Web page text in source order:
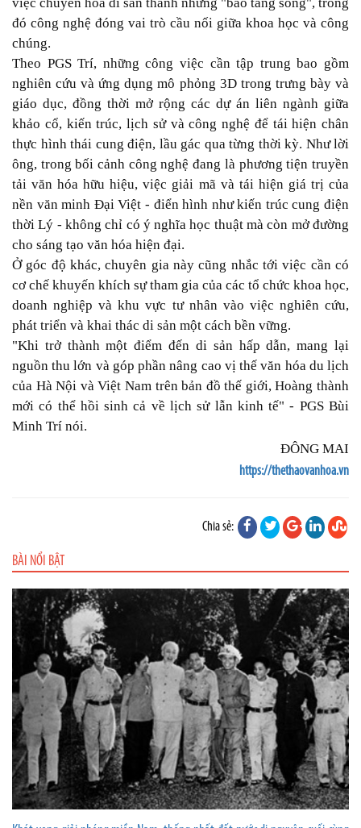
đó công nghệ đóng vai trò cầu nối giữa khoa học và công
chúng.
Theo PGS Trí, những công việc cần tập trung bao gồm
nghiên cứu và ứng dụng mô phỏng 3D trong trưng bày và
giáo dục, đồng thời mở rộng các dự án liên ngành giữa
khảo cổ, kiến trúc, lịch sử và công nghệ để tái hiện chân
thực hình thái cung điện, lầu gác qua từng thời kỳ. Như lời
ông, trong bối cảnh công nghệ đang là phương tiện truyền
tải văn hóa hữu hiệu, việc giải mã và tái hiện giá trị của
nền văn minh Đại Việt - điển hình như kiến trúc cung điện
thời Lý - không chỉ có ý nghĩa học thuật mà còn mở đường
cho sáng tạo văn hóa hiện đại.
Ở góc độ khác, chuyên gia này cũng nhắc tới việc cần có
cơ chế khuyến khích sự tham gia của các tổ chức khoa học,
doanh nghiệp và khu vực tư nhân vào việc nghiên cứu,
phát triển và khai thác di sản một cách bền vững.
"Khi trở thành một điểm đến di sản hấp dẫn, mang lại
nguồn thu lớn và góp phần nâng cao vị thế văn hóa du lịch
của Hà Nội và Việt Nam trên bản đồ thế giới, Hoàng thành
mới có thể hồi sinh cả về lịch sử lẫn kinh tế" - PGS Bùi
Minh Trí nói.
ĐÔNG MAI
https://thethaovanhoa.vn
Chia sẻ:
BÀI NỔI BẬT